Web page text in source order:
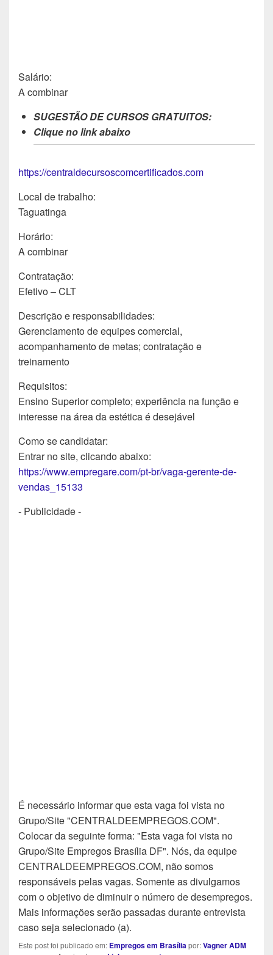
Salário:
A combinar
SUGESTÃO DE CURSOS GRATUITOS:
Clique no link abaixo
https://centraldecursoscomcertificados.com
Local de trabalho:
Taguatinga
Horário:
A combinar
Contratação:
Efetivo – CLT
Descrição e responsabilidades:
Gerenciamento de equipes comercial,
acompanhamento de metas; contratação e
treinamento
Requisitos:
Ensino Superior completo; experiência na função e
interesse na área da estética é desejável
Como se candidatar:
Entrar no site, clicando abaixo:
https://www.empregare.com/pt-br/vaga-gerente-de-
vendas_15133
- Publicidade -
É necessário informar que esta vaga foi vista no
Grupo/Site "CENTRALDEEMPREGOS.COM".
Colocar da seguinte forma: "Esta vaga foi vista no
Grupo/Site Empregos Brasília DF". Nós, da equipe
CENTRALDEEMPREGOS.COM, não somos
responsáveis pelas vagas. Somente as divulgamos
com o objetivo de diminuir o número de desempregos.
Mais informações serão passadas durante entrevista
caso seja selecionado (a).
Este post foi publicado em: Empregos em Brasíliapor:Vagner ADM